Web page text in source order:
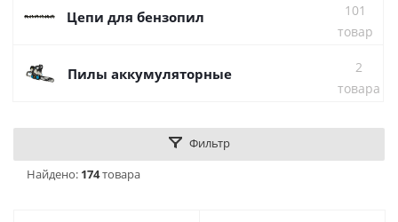
Цепи для бензопил
101
товар
Пилы аккумуляторные
2
товара
Фильтр
Найдено: 174товара